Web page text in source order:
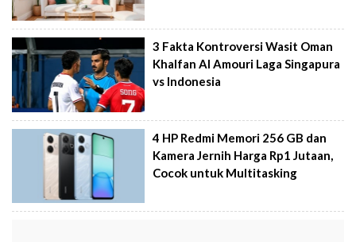
3 Fakta Kontroversi Wasit Oman
Khalfan Al Amouri Laga Singapura
vs Indonesia
4 HP Redmi Memori 256 GB dan
Kamera Jernih Harga Rp1 Jutaan,
Cocok untuk Multitasking